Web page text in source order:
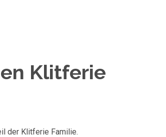
Klitferie
der Klitferie Familie.